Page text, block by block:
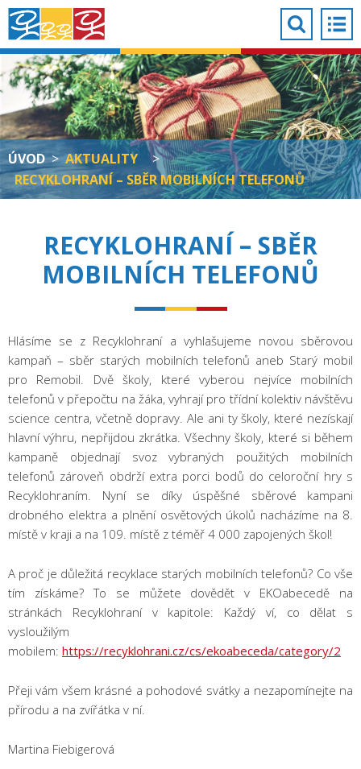
ÚVOD > AKTUALITY
>
RECYKLOHRANÍ – SBĚR MOBILNÍCH TELEFONŮ
RECYKLOHRANÍ – SBĚR
MOBILNÍCH TELEFONŮ
Hlásíme se z Recyklohraní a vyhlašujeme novou sběrovou
kampaň – sběr starých mobilních telefonů aneb Starý mobil
pro Remobil. Dvě školy, které vyberou nejvíce mobilních
telefonů v přepočtu na žáka, vyhrají pro třídní kolektiv návštěvu
science centra, včetně dopravy. Ale ani ty školy, které nezískají
hlavní výhru, nepřijdou zkrátka. Všechny školy, které si během
kampaně objednají svoz vybraných použitých mobilních
telefonů zároveň obdrží extra porci bodů do celoroční hry s
Recyklohraním. Nyní se díky úspěšné sběrové kampani
drobného elektra a plnění osvětových úkolů nacházíme na 8.
místě v kraji a na 109. místě z téměř 4 000 zapojených škol!
A proč je důležitá recyklace starých mobilních telefonů? Co vše
tím získáme? To se můžete dovědět v EKOabecedě na
stránkách Recyklohraní v kapitole: Každý ví, co dělat s
vysloužilým
mobilem: https://recyklohrani.cz/cs/ekoabeceda/category/2
Přeji vám všem krásné a pohodové svátky a nezapomínejte na
přírodu a na zvířátka v ní.
Martina Fiebigerová